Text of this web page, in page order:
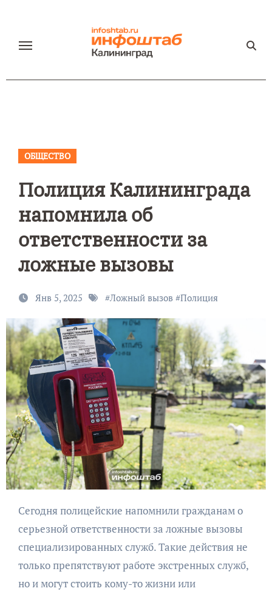
содержанию
ОБЩЕСТВО
Полиция Калининграда
напомнила об
ответственности за
ложные вызовы
Янв 5, 2025 #Ложный вызов#Полиция
Сегодня полицейские напомнили гражданам о
серьезной ответственности за ложные вызовы
специализированных служб. Такие действия не
только препятствуют работе экстренных служб,
но и могут стоить кому-то жизни или